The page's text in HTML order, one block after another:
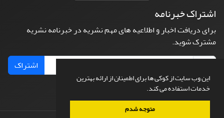
این وب سایت از کوکی ها برای اطمینان از ارائه بهترین
خدمات استفاده می کند.
متوجه شدم
اشتراک خبرنامه
برای دریافت اخبار و اطلاعیه های مهم نشریه در خبرنامه نشریه
مشترک شوید.
اشتراک